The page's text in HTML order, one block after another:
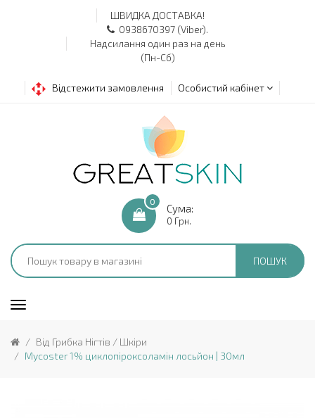
ШВИДКА ДОСТАВКА!
0938670397 (Viber).
Надсилання один раз на день
(Пн-Сб)
Відстежити замовлення Особистий кабінет
0
Сума:
0 Грн.
ПОШУК
Від Грибка Нігтів / Шкіри
Mycoster 1% циклопіроксоламін лосьйон | 30мл